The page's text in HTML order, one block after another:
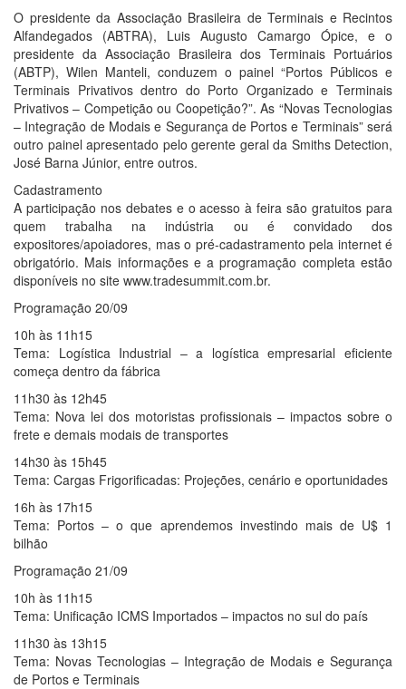
O presidente da Associação Brasileira de Terminais e Recintos
Alfandegados (ABTRA), Luis Augusto Camargo Ópice, e o
presidente da Associação Brasileira dos Terminais Portuários
(ABTP), Wilen Manteli, conduzem o painel “Portos Públicos e
Terminais Privativos dentro do Porto Organizado e Terminais
Privativos – Competição ou Coopetição?”. As “Novas Tecnologias
– Integração de Modais e Segurança de Portos e Terminais” será
outro painel apresentado pelo gerente geral da Smiths Detection,
José Barna Júnior, entre outros.
Cadastramento
A participação nos debates e o acesso à feira são gratuitos para
quem trabalha na indústria ou é convidado dos
expositores/apoiadores, mas o pré-cadastramento pela internet é
obrigatório. Mais informações e a programação completa estão
disponíveis no site www.tradesummit.com.br.
Programação 20/09
10h às 11h15
Tema: Logística Industrial – a logística empresarial eficiente
começa dentro da fábrica
11h30 às 12h45
Tema: Nova lei dos motoristas profissionais – impactos sobre o
frete e demais modais de transportes
14h30 às 15h45
Tema: Cargas Frigorificadas: Projeções, cenário e oportunidades
16h às 17h15
Tema: Portos – o que aprendemos investindo mais de U$ 1
bilhão
Programação 21/09
10h às 11h15
Tema: Unificação ICMS Importados – impactos no sul do país
11h30 às 13h15
Tema: Novas Tecnologias – Integração de Modais e Segurança
de Portos e Terminais